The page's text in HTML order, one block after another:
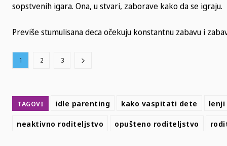
sopstvenih igara. Ona, u stvari, zaborave kako da se igraju.
Previše stumulisana deca očekuju konstantnu zabavu i
1 2 3
TAGOVI idle parenting kako vaspitati dete
neaktivno roditeljstvo
opušteno roditeljstvo